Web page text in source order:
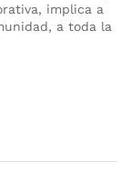
implica a
a toda la